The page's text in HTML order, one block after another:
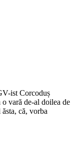
ist Corcoduș
vară de-al doilea de
că, vorba